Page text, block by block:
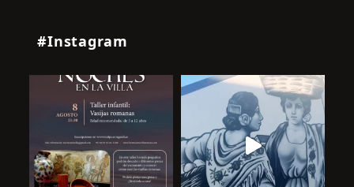
#Instagram